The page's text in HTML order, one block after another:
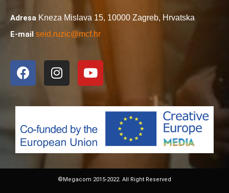
Adresa Kneza Mislava 15, 10000 Zagreb, Hrvatska
E-mail seid.ruzic@mcf.hr
©Megacom 2015-2022. All Right Reserved